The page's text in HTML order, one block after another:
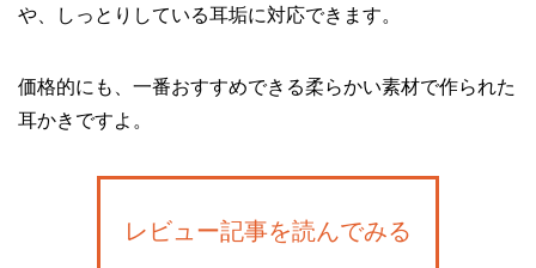
や、しっとりしている耳垢に対応できます。
価格的にも、一番おすすめできる柔らかい素材で作られた
耳かきですよ。
レビュー記事を読んでみる